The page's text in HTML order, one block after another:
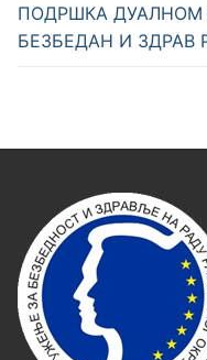
ПОДРШКА ДУАЛНОМ
БЕЗБЕДАН И ЗДРАВ